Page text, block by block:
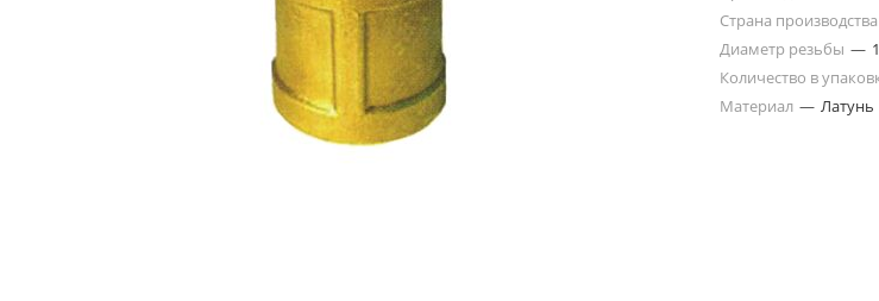
Страна производства
Диаметр резьбы — 1
Количество в
Материал — Латунь